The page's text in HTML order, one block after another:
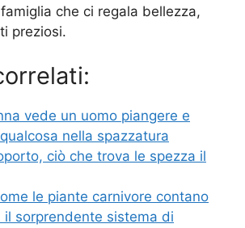
che ci regala bellezza,
preziosi.
vede un uomo piangere e
nella spazzatura
ciò che trova le spezza il
le piante carnivore contano
il sorprendente sistema di